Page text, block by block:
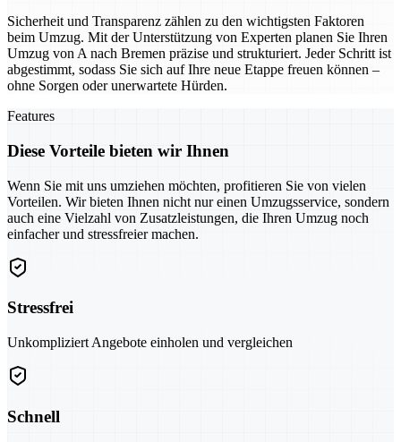
Sicherheit und Transparenz zählen zu den wichtigsten Faktoren
beim Umzug. Mit der Unterstützung von Experten planen Sie Ihren
Umzug von A nach Bremen präzise und strukturiert. Jeder Schritt ist
abgestimmt, sodass Sie sich auf Ihre neue Etappe freuen können –
ohne Sorgen oder unerwartete Hürden.
Features
Diese Vorteile bieten wir Ihnen
Wenn Sie mit uns umziehen möchten, profitieren Sie von vielen
Vorteilen. Wir bieten Ihnen nicht nur einen Umzugsservice, sondern
auch eine Vielzahl von Zusatzleistungen, die Ihren Umzug noch
einfacher und stressfreier machen.
Stressfrei
Unkompliziert Angebote einholen und vergleichen
Schnell